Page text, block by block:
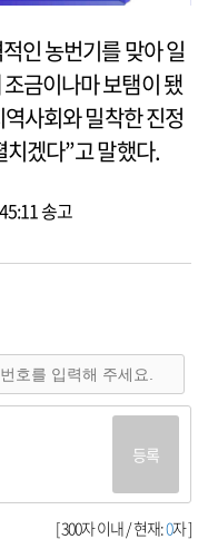
인 농번기를 맞아 일
금이나마 보탬이 됐
사회와 밀착한 진정
치겠다”고 말했다.
송고
등록
[ 300자 이내 / 현재:0자 ]